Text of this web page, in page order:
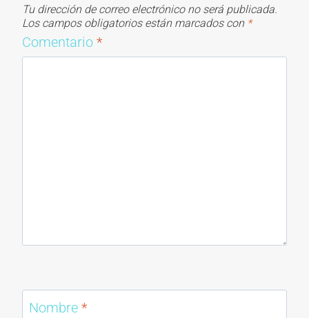
Tu dirección de correo electrónico no será publicada.
Los campos obligatorios están marcados con *
Comentario *
Nombre *